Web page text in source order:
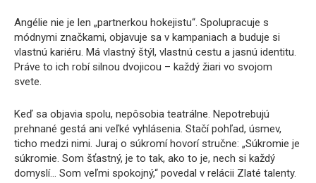
Angélie nie je len „partnerkou hokejistu“. Spolupracuje s
módnymi značkami, objavuje sa v kampaniach a buduje si
vlastnú kariéru. Má vlastný štýl, vlastnú cestu a jasnú identitu.
Práve to ich robí silnou dvojicou – každý žiari vo svojom
svete.
Keď sa objavia spolu, nepôsobia teatrálne. Nepotrebujú
prehnané gestá ani veľké vyhlásenia. Stačí pohľad, úsmev,
ticho medzi nimi. Juraj o súkromí hovorí stručne: „Súkromie je
súkromie. Som šťastný, je to tak, ako to je, nech si každý
domyslí… Som veľmi spokojný,“ povedal v relácii Zlaté talenty.